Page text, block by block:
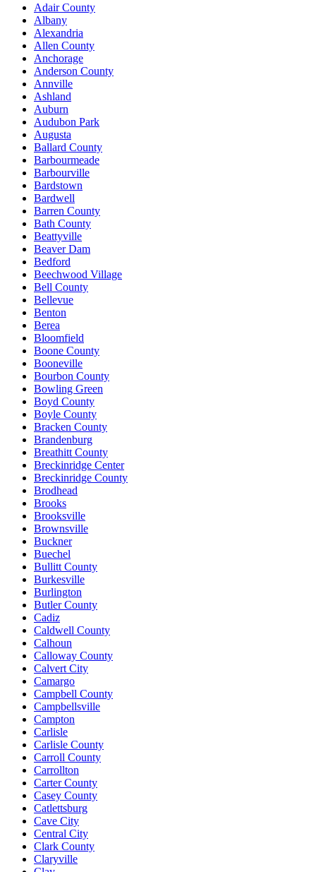
Adair County
Albany
Alexandria
Allen County
Anchorage
Anderson County
Annville
Ashland
Auburn
Audubon Park
Augusta
Ballard County
Barbourmeade
Barbourville
Bardstown
Bardwell
Barren County
Bath County
Beattyville
Beaver Dam
Bedford
Beechwood Village
Bell County
Bellevue
Benton
Berea
Bloomfield
Boone County
Booneville
Bourbon County
Bowling Green
Boyd County
Boyle County
Bracken County
Brandenburg
Breathitt County
Breckinridge Center
Breckinridge County
Brodhead
Brooks
Brooksville
Brownsville
Buckner
Buechel
Bullitt County
Burkesville
Burlington
Butler County
Cadiz
Caldwell County
Calhoun
Calloway County
Calvert City
Camargo
Campbell County
Campbellsville
Campton
Carlisle
Carlisle County
Carroll County
Carrollton
Carter County
Casey County
Catlettsburg
Cave City
Central City
Clark County
Claryville